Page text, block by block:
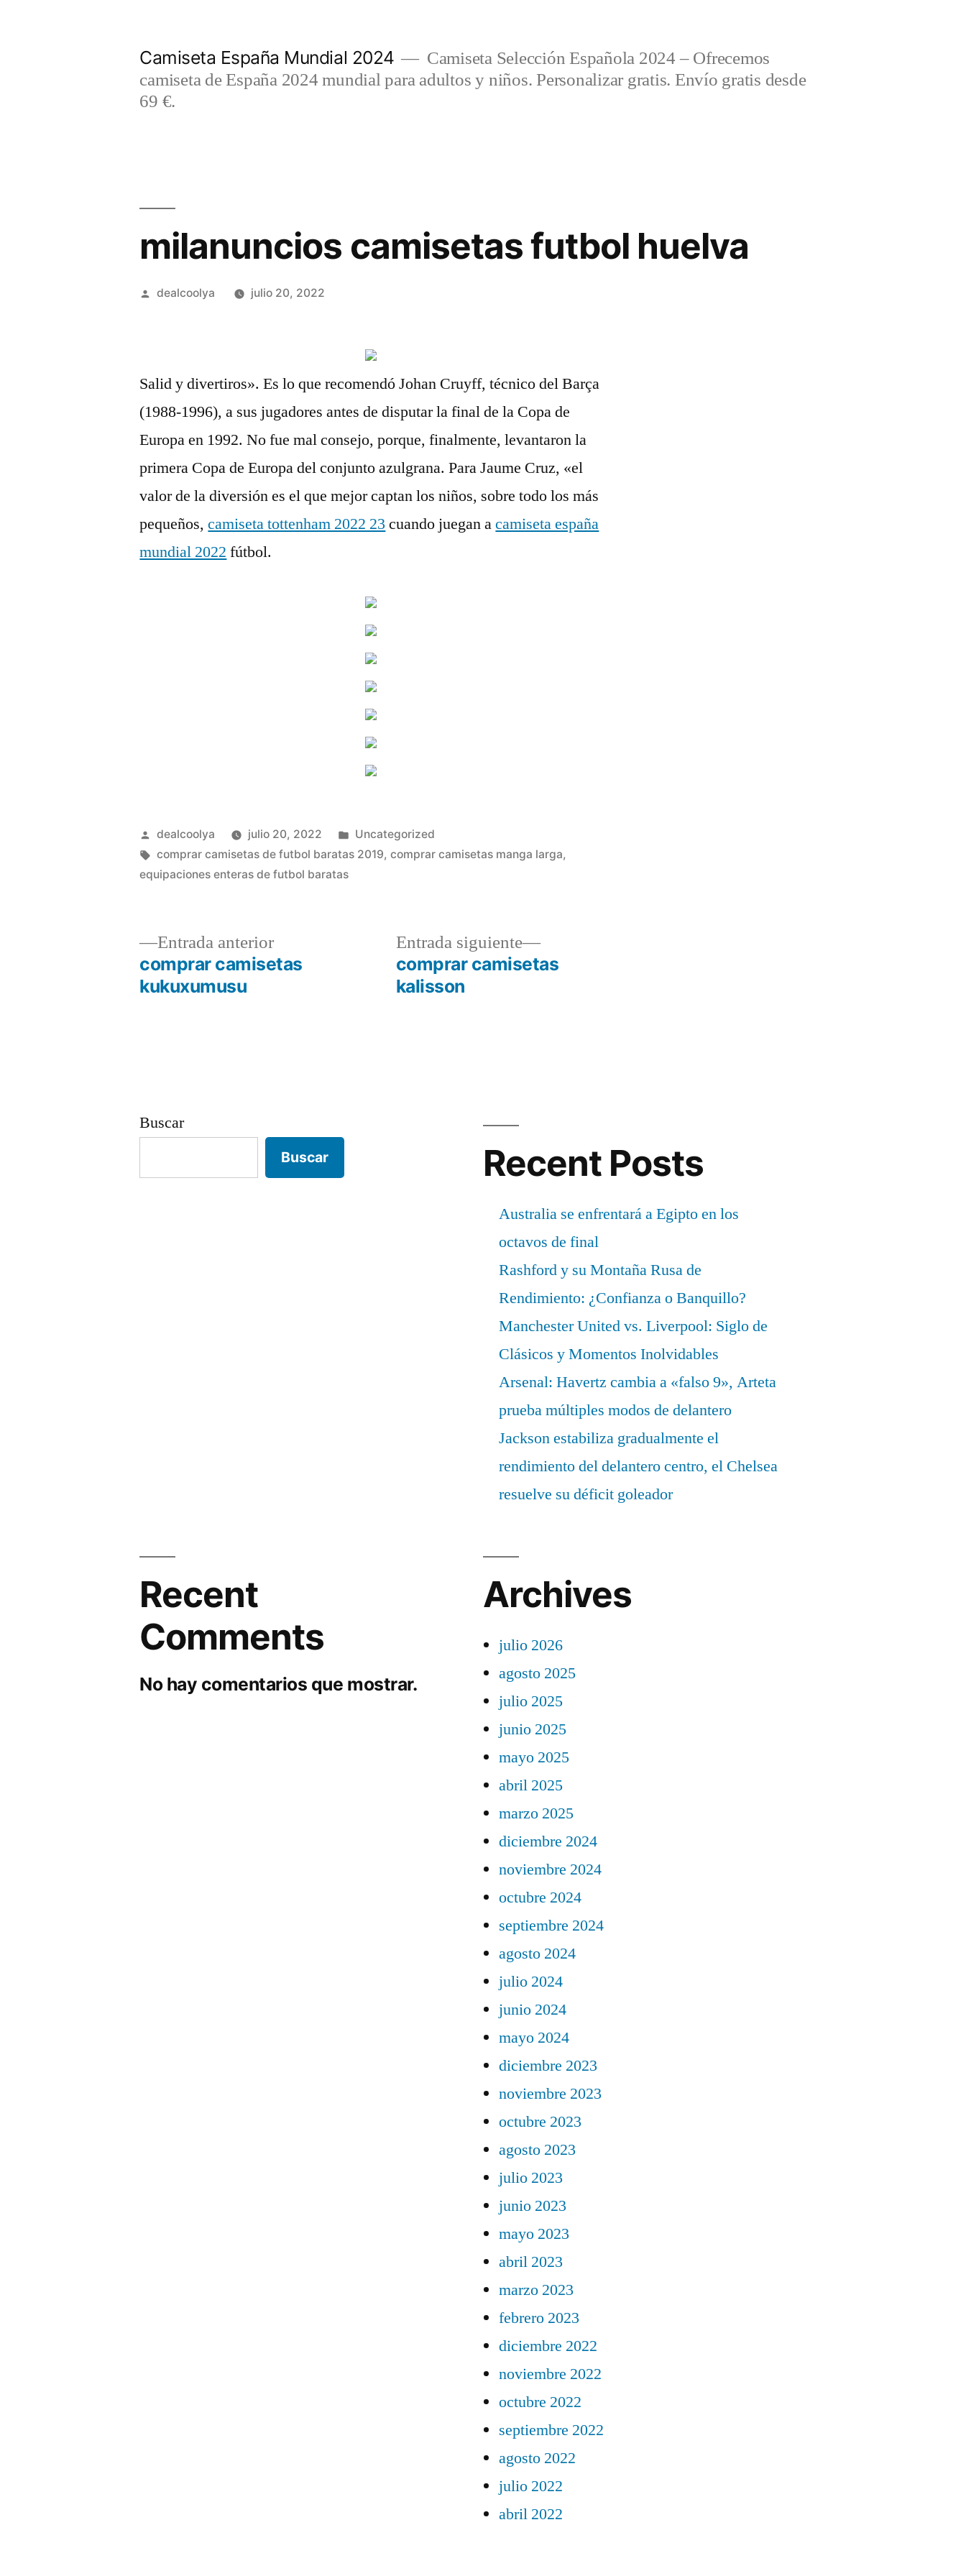
Camiseta España Mundial 2024
Camiseta Selección Española 2024 – Ofrecemos
camiseta de España 2024 mundial para adultos y niños. Personalizar gratis. Envío gratis desde
69 €.
milanuncios camisetas futbol huelva
Publicado
dealcoolya julio 20, 2022
Salid y divertiros». Es lo que recomendó Johan Cruyff, técnico del Barça
(1988-1996), a sus jugadores antes de disputar la final de la Copa de
Europa en 1992. No fue mal consejo, porque, finalmente, levantaron la
primera Copa de Europa del conjunto azulgrana. Para Jaume Cruz, «el
valor de la diversión es el que mejor captan los niños, sobre todo los más
pequeños,camiseta tottenham 2022 23 cuando juegan acamiseta españa
mundial 2022 fútbol.
Publicado
por
dealcoolya julio 20, 2022
Publicado
en
Uncategorized
Etiquetas:
comprar camisetas de futbol baratas 2019,comprar camisetas manga larga,
equipaciones enteras de futbol baratas
Navegación
Entrada anteriorEntrada
anterior:
comprar camisetas
kukuxumusu
Entrada siguiente
Entrada
siguiente:
comprar camisetas
kalisson
Buscar
Buscar Recent Posts
Australia se enfrentará a Egipto en los
octavos de final
Rashford y su Montaña Rusa de
Rendimiento: ¿Confianza o Banquillo?
Manchester United vs. Liverpool: Siglo de
Clásicos y Momentos Inolvidables
Arsenal: Havertz cambia a «falso 9», Arteta
prueba múltiples modos de delantero
Jackson estabiliza gradualmente el
rendimiento del delantero centro, el Chelsea
resuelve su déficit goleador
Recent
Comments
No hay comentarios que mostrar.
Archives
julio 2026
agosto 2025
julio 2025
junio 2025
mayo 2025
abril 2025
marzo 2025
diciembre 2024
noviembre 2024
octubre 2024
septiembre 2024
agosto 2024
julio 2024
junio 2024
mayo 2024
diciembre 2023
noviembre 2023
octubre 2023
agosto 2023
julio 2023
junio 2023
mayo 2023
abril 2023
marzo 2023
febrero 2023
diciembre 2022
noviembre 2022
octubre 2022
septiembre 2022
agosto 2022
julio 2022
abril 2022